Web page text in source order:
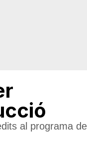
al programa